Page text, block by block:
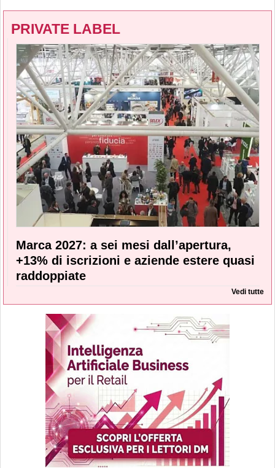
PRIVATE LABEL
Marca 2027: a sei mesi dall’apertura,
+13% di iscrizioni e aziende estere quasi
raddoppiate
Vedi tutte